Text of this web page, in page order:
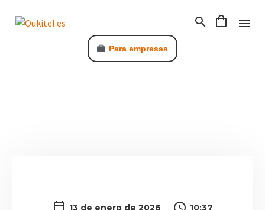
Para empresas
13 de enero de 2026 10:37